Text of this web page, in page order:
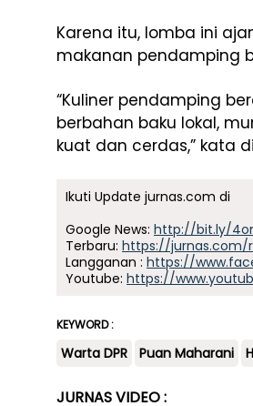
Karena itu, lomba ini
makanan pendamping
“Kuliner pendamping
berbahan baku lokal,
kuat dan cerdas,” kata
Ikuti Update jurnas.com di
Google News: http://bit.ly/
Terbaru: https://jurnas.com/
Langganan : https://
Youtube: https://
KEYWORD :
Warta DPR Puan Maharani
JURNAS VIDEO :